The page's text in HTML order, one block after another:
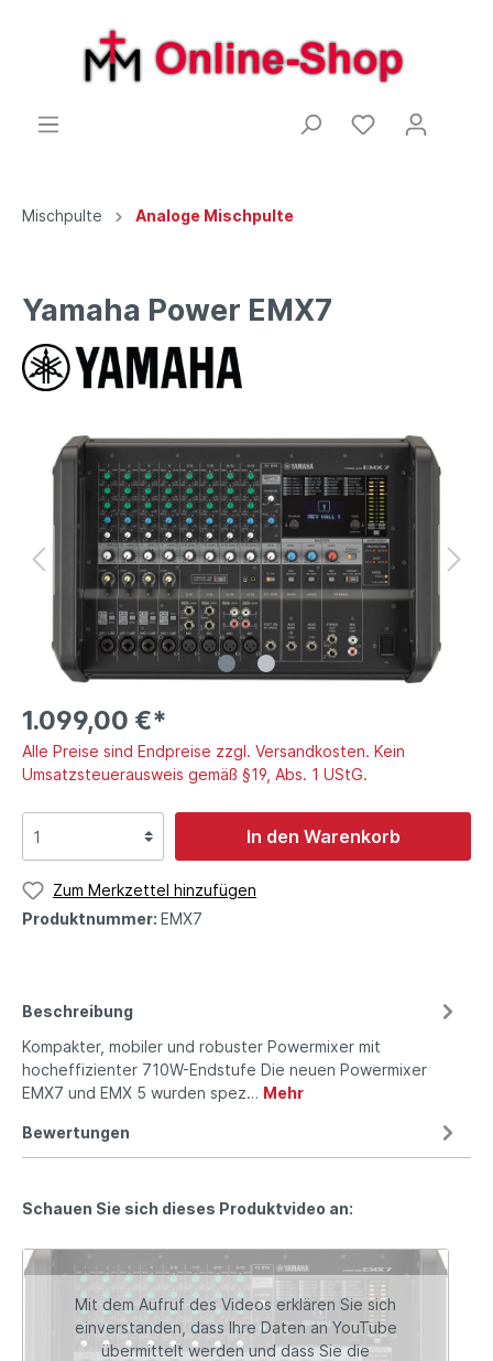
Mischpulte Analoge Mischpulte
Yamaha Power EMX7
1.099,00 €*
Alle Preise sind Endpreise zzgl. Versandkosten. Kein
Umsatzsteuerausweis gemäß §19, Abs. 1 UStG.
In den Warenkorb
Zum Merkzettel hinzufügen
Produktnummer: EMX7
Beschreibung
Kompakter, mobiler und robuster Powermixer mit
hocheffizienter 710W-Endstufe Die neuen Powermixer
EMX7 und EMX 5 wurden spez… Mehr
Bewertungen
Schauen Sie sich dieses Produktvideo an:
Mit dem Aufruf des Videos erklären Sie sich
einverstanden, dass Ihre Daten an YouTube
übermittelt werden und dass Sie die